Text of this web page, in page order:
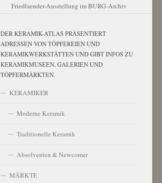
Friedlaender-Ausstellung im BURG-Archiv
DER KERAMIK-ATLAS PRÄSENTIERT
ADRESSEN VON TÖPFEREIEN UND
KERAMIKWERKSTÄTTEN UND GIBT INFOS ZU
KERAMIKMUSEEN, GALERIEN UND
TÖPFERMÄRKTEN.
KERAMIKER
Moderne Keramik
Traditionelle Keramik
Absolventen & Newcomer
MÄRKTE